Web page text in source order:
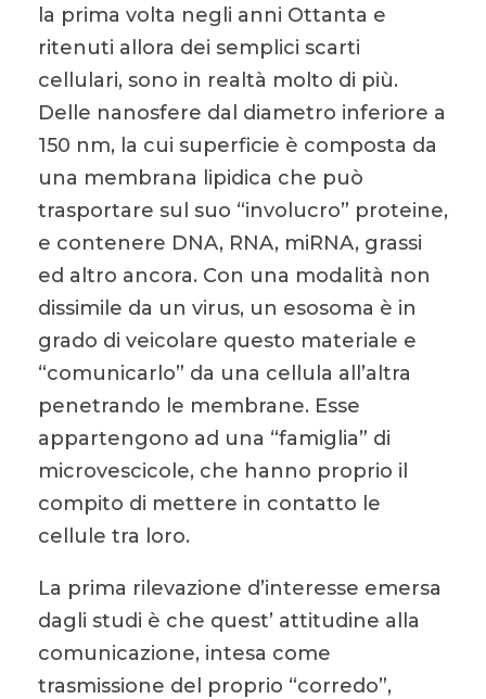
la prima volta negli anni Ottanta e
ritenuti allora dei semplici scarti
cellulari, sono in realtà molto di più.
Delle nanosfere dal diametro inferiore a
150 nm, la cui superficie è composta da
una membrana lipidica che può
trasportare sul suo “involucro” proteine,
e contenere DNA, RNA, miRNA, grassi
ed altro ancora. Con una modalità non
dissimile da un virus, un esosoma è in
grado di veicolare questo materiale e
“comunicarlo” da una cellula all’altra
penetrando le membrane. Esse
appartengono ad una “famiglia” di
microvescicole, che hanno proprio il
compito di mettere in contatto le
cellule tra loro.
La prima rilevazione d’interesse emersa
dagli studi è che quest’ attitudine alla
comunicazione, intesa come
trasmissione del proprio “corredo”,